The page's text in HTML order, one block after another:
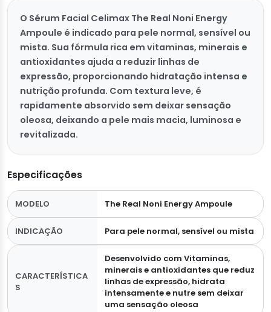
O Sérum Facial Celimax The Real Noni Energy
Ampoule é indicado para pele normal, sensível ou
mista. Sua fórmula rica em vitaminas, minerais e
antioxidantes ajuda a reduzir linhas de
expressão, proporcionando hidratação intensa e
nutrição profunda. Com textura leve, é
rapidamente absorvido sem deixar sensação
oleosa, deixando a pele mais macia, luminosa e
revitalizada.
Especificações
MODELO The Real Noni Energy Ampoule
INDICAÇÃO Para pele normal, sensível ou mista
CARACTERÍSTICA
S
Desenvolvido com Vitaminas,
minerais e antioxidantes que reduz
linhas de expressão, hidrata
intensamente e nutre sem deixar
uma sensação oleosa